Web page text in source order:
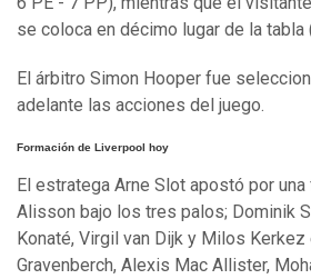
se coloca en décimo lugar de la tabla
El árbitro Simon Hooper fue
adelante las acciones del juego.
Formación de Liverpool hoy
El estratega Arne Slot apostó por
Alisson bajo los tres palos; Dominik
Konaté, Virgil van Dijk y Milos Kerkez
Gravenberch, Alexis Mac Allister,